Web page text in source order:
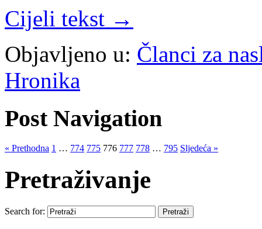
Cijeli tekst →
Objavljeno u: Članci za
Hronika
Post Navigation
« Prethodna 1 … 774 775 776 777 778 … 795 Sljedeća »
Pretraživanje
Search for: